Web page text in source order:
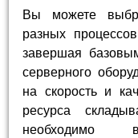
Вы можете
разных
завершая
серверного
на скорость и
ресурса
необходимо